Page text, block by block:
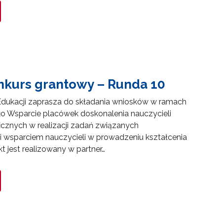
grantowy – Runda 10
zaprasza do składania wniosków w ramach
Wsparcie placówek doskonalenia nauczycieli
w realizacji zadań związanych
nauczycieli w prowadzeniu kształcenia
jest realizowany w partner…